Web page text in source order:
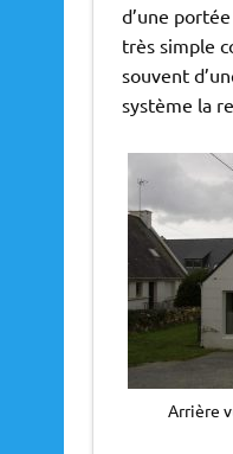
d’une
très simple
souvent
système la
Arrière